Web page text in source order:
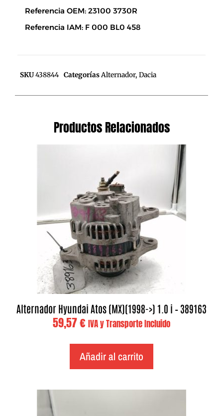
Referencia OEM: 23100 3730R
Referencia IAM: F 000 BL0 458
SKU438844 CategoríasAlternador, Dacia
Productos Relacionados
Alternador Hyundai Atos (MX)(1998->) 1.0 i – 389163
59,57€ IVA y Transporte Incluido
Añadir al carrito